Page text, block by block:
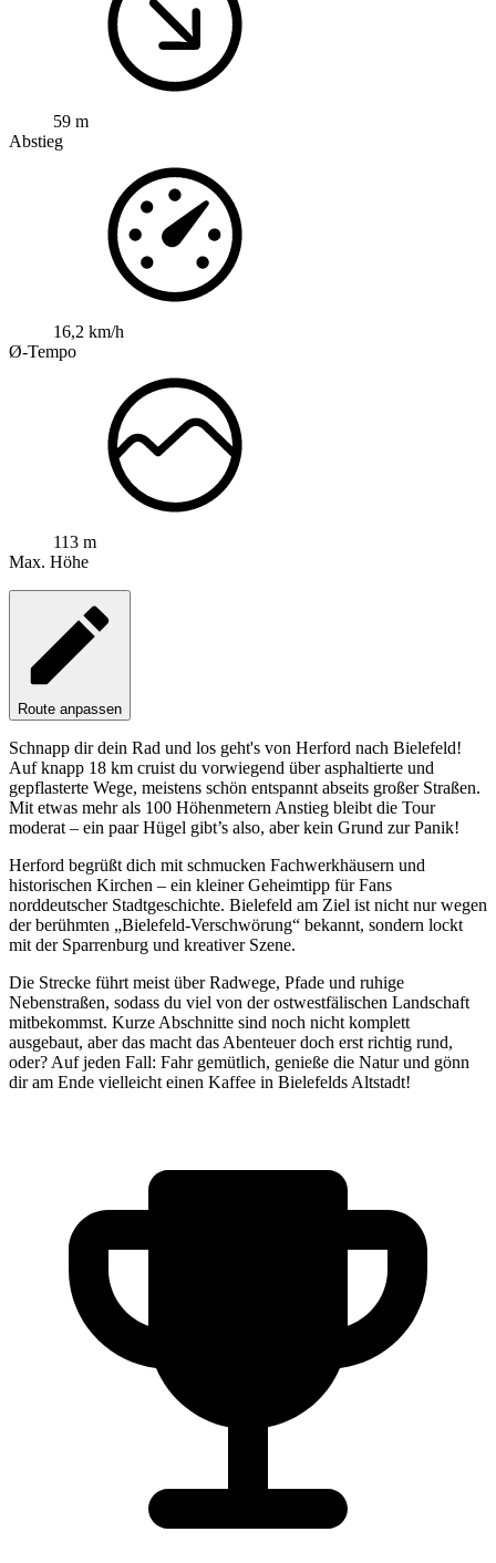
59 m
Abstieg
16,2 km/h
Ø-Tempo
113 m
Max. Höhe
Route anpassen
Schnapp dir dein Rad und los geht's von Herford nach Bielefeld!
Auf knapp 18 km cruist du vorwiegend über asphaltierte und
gepflasterte Wege, meistens schön entspannt abseits großer Straßen.
Mit etwas mehr als 100 Höhenmetern Anstieg bleibt die Tour
moderat – ein paar Hügel gibt’s also, aber kein Grund zur Panik!
Herford begrüßt dich mit schmucken Fachwerkhäusern und
historischen Kirchen – ein kleiner Geheimtipp für Fans
norddeutscher Stadtgeschichte. Bielefeld am Ziel ist nicht nur wegen
der berühmten „Bielefeld-Verschwörung“ bekannt, sondern lockt
mit der Sparrenburg und kreativer Szene.
Die Strecke führt meist über Radwege, Pfade und ruhige
Nebenstraßen, sodass du viel von der ostwestfälischen Landschaft
mitbekommst. Kurze Abschnitte sind noch nicht komplett
ausgebaut, aber das macht das Abenteuer doch erst richtig rund,
oder? Auf jeden Fall: Fahr gemütlich, genieße die Natur und gönn
dir am Ende vielleicht einen Kaffee in Bielefelds Altstadt!